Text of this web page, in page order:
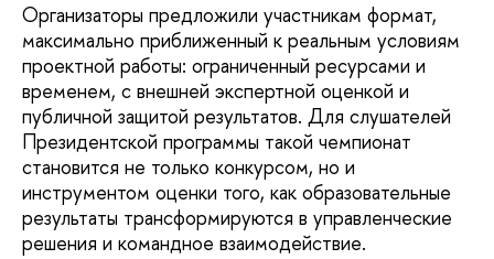
Организаторы предложили участникам формат,
максимально приближенный к реальным условиям
проектной работы: ограниченный ресурсами и
временем, с внешней экспертной оценкой и
публичной защитой результатов. Для слушателей
Президентской программы такой чемпионат
становится не только конкурсом, но и
инструментом оценки того, как образовательные
результаты трансформируются в управленческие
решения и командное взаимодействие.